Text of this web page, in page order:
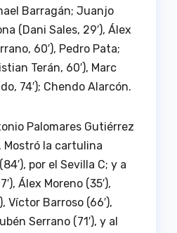
Barragán; Juanjo
(Dani Sales, 29′), Álex
60′), Pedro Pata;
Terán, 60′), Marc
74′); Chendo Alarcón.
Palomares Gutiérrez
Mostró la cartulina
por el Sevilla C; y a
Álex Moreno (35′),
Víctor Barroso (66′),
Serrano (71′), y al